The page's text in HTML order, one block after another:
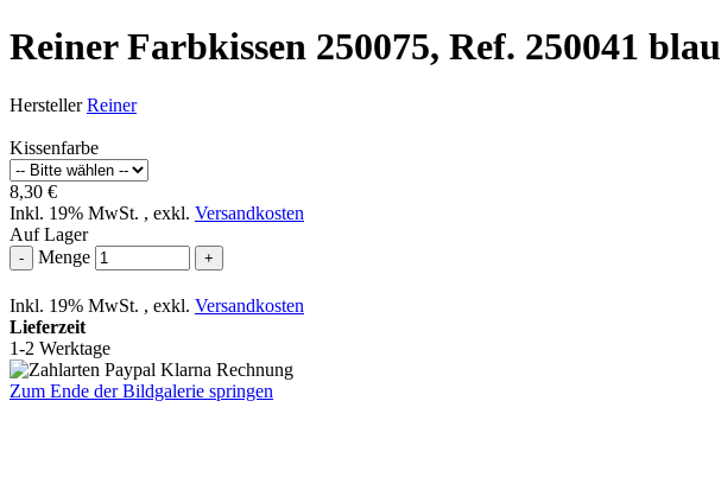
Reiner Farbkissen 250075, Ref. 250041 blau
HerstellerReiner
Kissenfarbe
8,30 €
Inkl. 19% MwSt. , exkl. Versandkosten
Auf Lager
- Menge +
Inkl. 19% MwSt. , exkl. Versandkosten
Lieferzeit
1-2 Werktage
Zum Ende der Bildgalerie springen